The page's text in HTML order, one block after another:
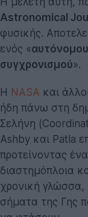
Astronomical
φυσικής.
ενός «
συγχρονισμού».
Η NASA και
ήδη πάνω στη
Σελήνη
Ashby και Patla
προτείνοντας
διαστημόπλοια
χρονική
σήματα της Γης